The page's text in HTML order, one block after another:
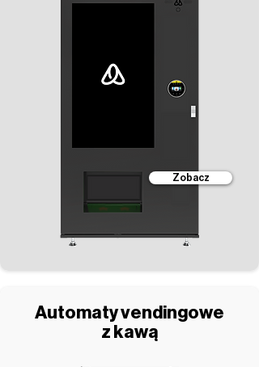
Zobacz
Automaty vendingowe
z kawą